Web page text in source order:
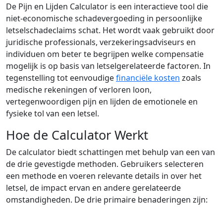
De Pijn en Lijden Calculator is een interactieve tool die
niet-economische schadevergoeding in persoonlijke
letselschadeclaims schat. Het wordt vaak gebruikt door
juridische professionals, verzekeringsadviseurs en
individuen om beter te begrijpen welke compensatie
mogelijk is op basis van letselgerelateerde factoren. In
tegenstelling tot eenvoudigefinanciële kosten zoals
medische rekeningen of verloren loon,
vertegenwoordigen pijn en lijden de emotionele en
fysieke tol van een letsel.
Hoe de Calculator Werkt
De calculator biedt schattingen met behulp van een van
de drie gevestigde methoden. Gebruikers selecteren
een methode en voeren relevante details in over het
letsel, de impact ervan en andere gerelateerde
omstandigheden. De drie primaire benaderingen zijn: